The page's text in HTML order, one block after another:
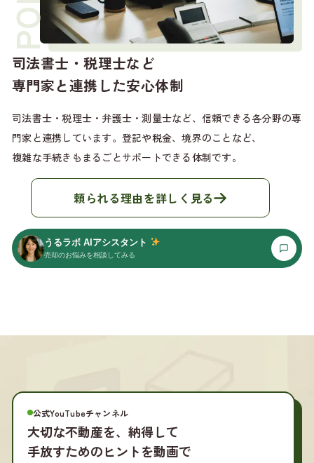
司法書士・税理士など
専門家と連携した安心体制
司法書士・税理士・弁護士・測量士など、信頼できる各分野の専
門家と連携しています。登記や税金、境界のことなど、
複雑な手続きもまるごとサポートできる体制です。
頼られる理由を詳しく見る
うるラボ AIアシスタント
売却のお悩みを相談してみる
公式YouTubeチャンネル
大切な不動産を、 納得して
手放すためのヒントを動画で